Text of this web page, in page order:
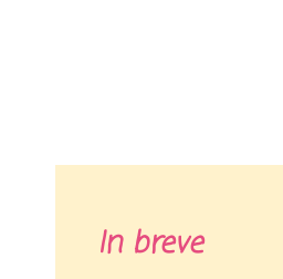
In breve